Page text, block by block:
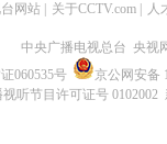
网站 关于CCTV.com 人
中央广播电视总台 央视
060535号
京公网安备
视听节目许可证号 0102002